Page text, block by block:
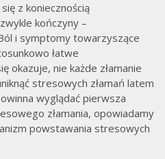
z koniecznością
kończyny –
i symptomy towarzyszące
łatwe
okazuje, nie każde złamanie
stresowych złamań latem
wyglądać pierwsza
złamania, opowiadamy
powstawania stresowych